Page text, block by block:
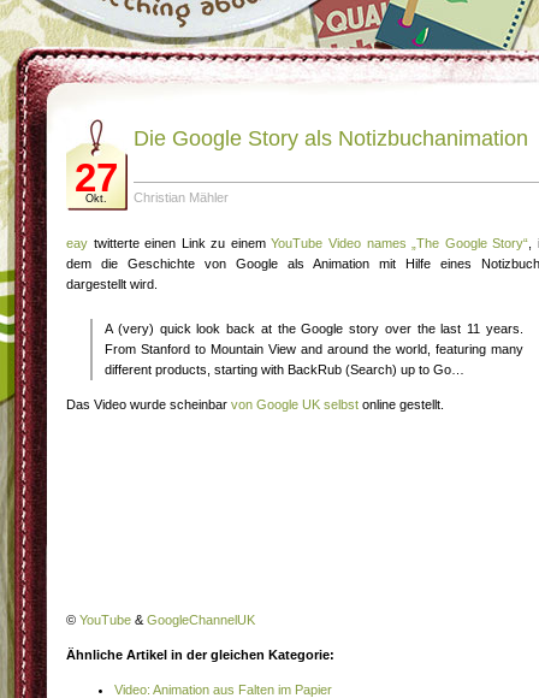
27
Okt.
Die Google Story als Notizbuchanimation
Christian Mähler
eay twitterte einen Link zu einemYouTube Video names „The Google Story“
dem die Geschichte von Google als Animation mit Hilfe eines
dargestellt wird.
A (very) quick look back at the Google story over the last 11 years.
From Stanford to Mountain View and around the world, featuring many
different products, starting with BackRub (Search) up to Go…
Das Video wurde scheinbar von Google UK selbst online gestellt.
© YouTube & GoogleChannelUK
Ähnliche Artikel in der gleichen Kategorie:
Video: Animation aus Falten im Papier